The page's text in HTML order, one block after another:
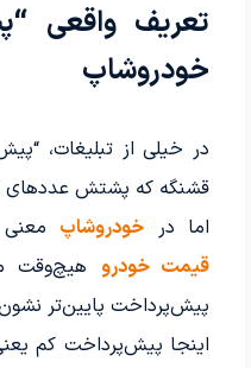
تعریف واقعی
خودروشاپ
در خیلی از تبلیغات،
قشنگه که پشتش عددهای
اما در خودروشاپ
قیمت خودرو هیچ‌وقت
پیش‌پرداخت پایین‌تر
اینجا پیش‌پرداخت کم